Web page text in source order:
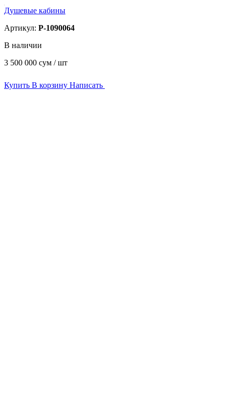
Душевые кабины
Артикул: P-1090064
В наличии
3 500 000 сум / шт
Купить В корзину Написать